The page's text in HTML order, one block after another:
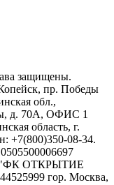
защищены.
пр. Победы
обл.,
д. 70А, ОФИС 1
область, г.
+7(800)350-08-34.
"ФК ОТКРЫТИЕ
гор. Москва,